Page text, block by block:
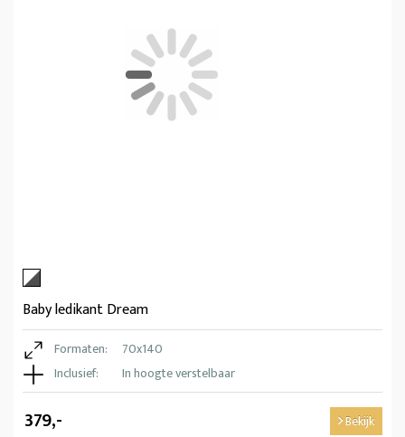
Baby ledikant Dream
Formaten:
70x140
Inclusief:
In hoogte verstelbaar
379,- Bekijk